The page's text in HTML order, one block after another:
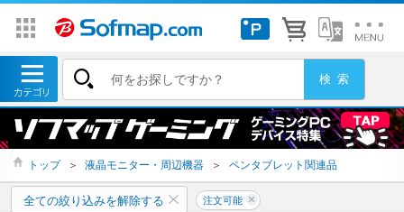
トップ ＞ 液晶モニター・周辺機器 ＞ ペンタブレット関連品
全ての絞り込みを解除する 注文可能